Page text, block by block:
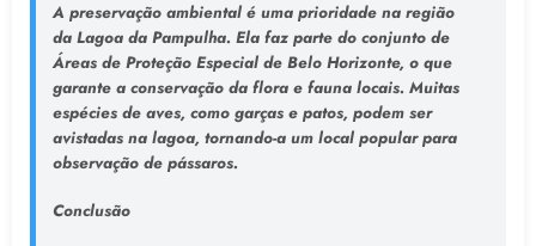
A preservação ambiental é uma prioridade na região
da Lagoa da Pampulha. Ela faz parte do conjunto de
Áreas de Proteção Especial de Belo Horizonte, o que
garante a conservação da flora e fauna locais. Muitas
espécies de aves, como garças e patos, podem ser
avistadas na lagoa, tornando-a um local popular para
observação de pássaros.
Conclusão